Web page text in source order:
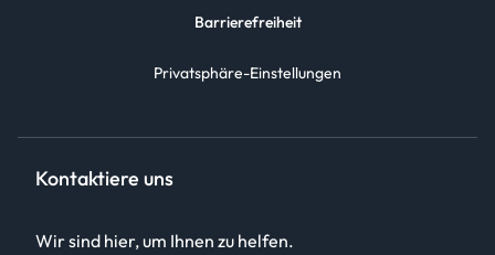
Barrierefreiheit
Privatsphäre-Einstellungen
Kontaktiere uns
Wir sind hier, um Ihnen zu helfen.